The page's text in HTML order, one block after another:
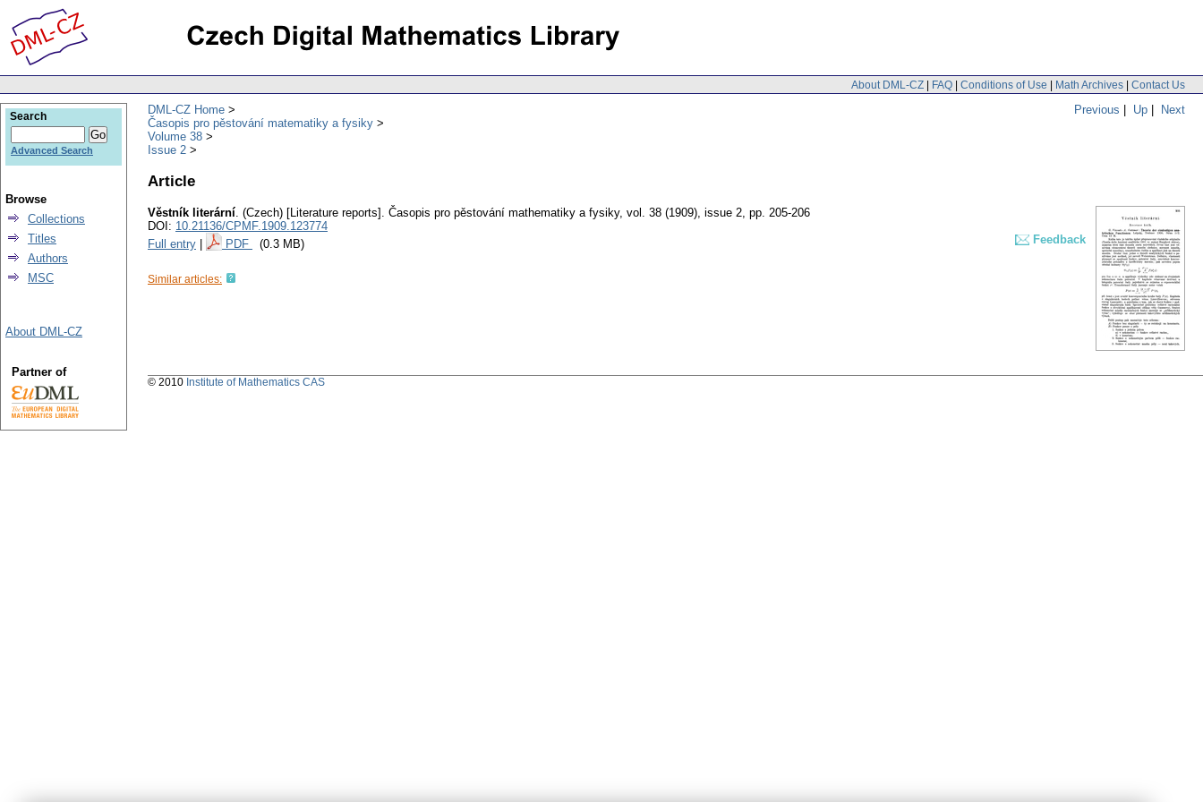
About DML-CZ | FAQ | Conditions of Use | Math Archives | Contact Us
Previous | Up | Next
DML-CZ Home
Časopis pro pěstování matematiky a fysiky
Volume 38
Issue 2
Article
Věstník literární. (Czech) [Literature reports]. Časopis pro pěstování mathematiky a fysiky, vol. 38 (1909), issue 2, pp. 205-206
DOI: 10.21136/CPMF.1909.123774
Full entry
PDF (0.3 MB) Feedback
Similar articles:
Search
Advanced Search
Browse
Collections
Titles
Authors
MSC
About DML-CZ
Partner of
© 2010 Institute of Mathematics CAS